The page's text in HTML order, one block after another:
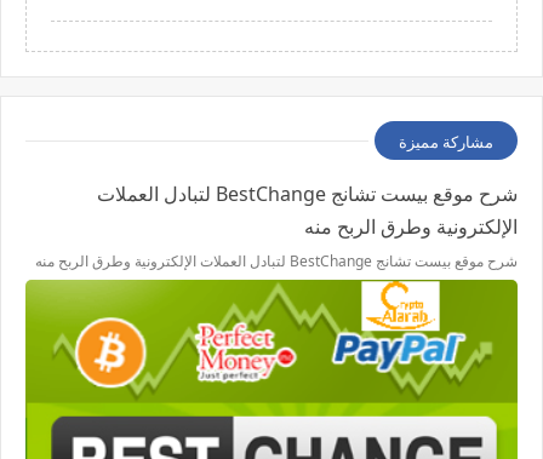
مشاركة مميزة
شرح موقع بيست تشانج BestChange لتبادل العملات
الإلكترونية وطرق الربح منه
شرح موقع بيست تشانج BestChange لتبادل العملات الإلكترونية وطرق الربح منه